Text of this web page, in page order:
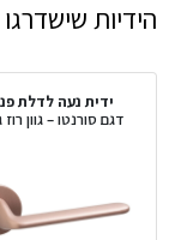
הידיות
ידית נעה לדלת
דגם סורנטו – גוון רוז